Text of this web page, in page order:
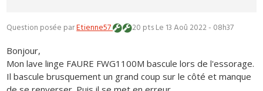
Question posée parEtienne57 20 ptsLe 13 Aoû 2022 - 08h37
Bonjour,
Mon lave linge FAURE FWG1100M bascule lors de l'essorage.
Il bascule brusquement un grand coup sur le côté et manque